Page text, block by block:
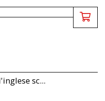
sc...